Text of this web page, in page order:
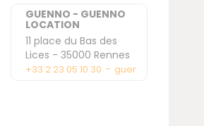
GUENNO - GUENNO
LOCATION
11 place du Bas des
Lices - 35000 Rennes
+33 2 23 05 10 30 -